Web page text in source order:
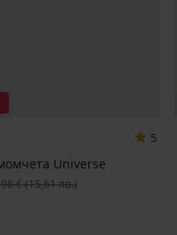
5
Universe
цена
€(15,61 лв.)